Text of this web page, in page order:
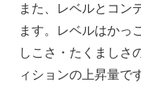
また、レベルとコン
ます。レベルはかっ
しこさ・たくましさ
ィションの上昇量で